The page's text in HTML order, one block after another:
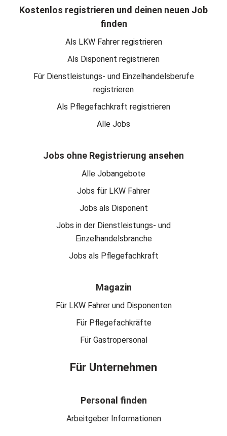
Kostenlos registrieren und deinen neuen Job
finden
Als LKW Fahrer registrieren
Als Disponent registrieren
Für Dienstleistungs- und Einzelhandelsberufe
registrieren
Als Pflegefachkraft registrieren
Alle Jobs
Jobs ohne Registrierung ansehen
Alle Jobangebote
Jobs für LKW Fahrer
Jobs als Disponent
Jobs in der Dienstleistungs- und
Einzelhandelsbranche
Jobs als Pflegefachkraft
Magazin
Für LKW Fahrer und Disponenten
Für Pflegefachkräfte
Für Gastropersonal
Für Unternehmen
Personal finden
Arbeitgeber Informationen